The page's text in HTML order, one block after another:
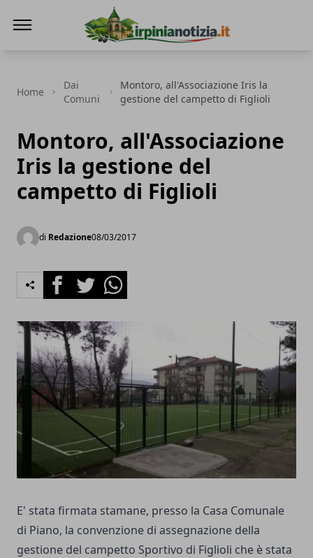
Home
Dai
Comuni
Montoro, all'Associazione Iris la
gestione del campetto di Figlioli
Montoro, all'Associazione
Iris la gestione del
campetto di Figlioli
di Redazione08/03/2017
FacebookTwitterWhatsapp
E' stata firmata stamane, presso la Casa Comunale
di Piano, la convenzione di assegnazione della
gestione del campetto Sportivo di Figlioli che è stata